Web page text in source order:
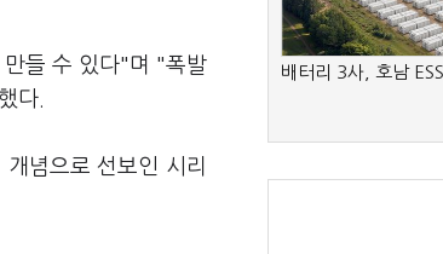
만들 수 있다"며 "폭발
다.
념으로 선보인 시리
배터리 3사, 호남 ESS